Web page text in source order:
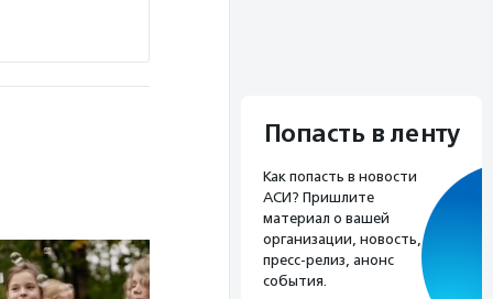
Попасть в ленту
Как попасть в новости
АСИ? Пришлите
материал о вашей
организации, новость,
пресс-релиз, анонс
события.